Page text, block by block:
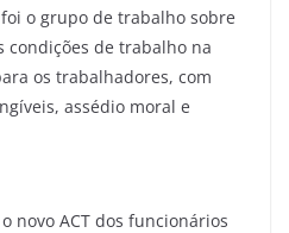
o grupo de trabalho sobre
condições de trabalho na
os trabalhadores, com
assédio moral e
novo ACT dos funcionários